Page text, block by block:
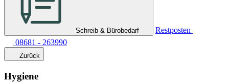
Schreib & Bürobedarf
Restposten
08681 - 263990
Zurück
Hygiene